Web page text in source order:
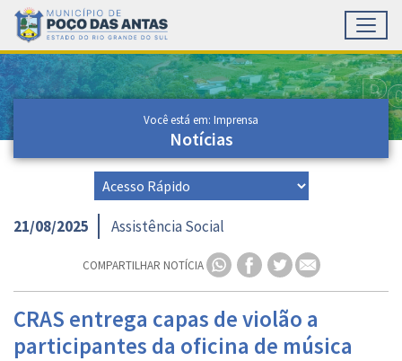
Ir para conteúdo principal
Conteúdo Principal
Você está em: Imprensa
Notícias
21/08/2025 Assistência Social
COMPARTILHAR NOTÍCIA
CRAS entrega capas de violão a
participantes da oficina de música